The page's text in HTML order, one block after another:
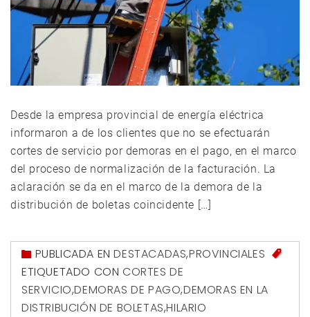
Desde la empresa provincial de energía eléctrica
informaron a de los clientes que no se efectuarán
cortes de servicio por demoras en el pago, en el marco
del proceso de normalización de la facturación. La
aclaración se da en el marco de la demora de la
distribución de boletas coincidente […]
PUBLICADA ENDESTACADAS,PROVINCIALES
ETIQUETADO CON CORTES DE
SERVICIO,DEMORAS DE PAGO,DEMORAS EN LA
DISTRIBUCIÓN DE BOLETAS,HILARIO